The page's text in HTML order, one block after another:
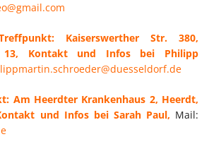
Kaiserswerther Str. 380,
Kontakt und Infos bei Philipp
Am Heerdter Krankenhaus 2, Heerdt,
und Infos bei Sarah Paul, Mail: